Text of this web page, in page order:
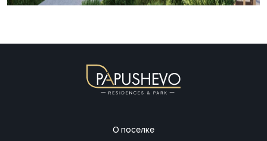
О поселке